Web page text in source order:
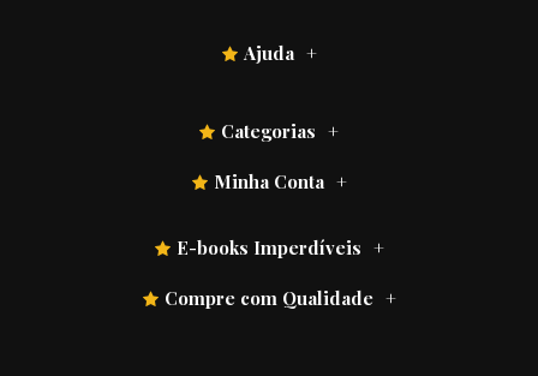
Ajuda
Categorias
Minha Conta
E-books Imperdíveis
Compre com Qualidade